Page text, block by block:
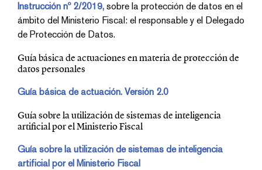
Instrucción nº 2/2019, sobre la protección de datos en el
ámbito del Ministerio Fiscal: el responsable y el Delegado
de Protección de Datos.
Guía básica de actuaciones en materia de protección de
datos personales
Guía básica de actuación. Versión 2.0
Guía sobre la utilización de sistemas de inteligencia
artificial por el Ministerio Fiscal
Guía sobre la utilización de sistemas de inteligencia
artificial por el Ministerio Fiscal